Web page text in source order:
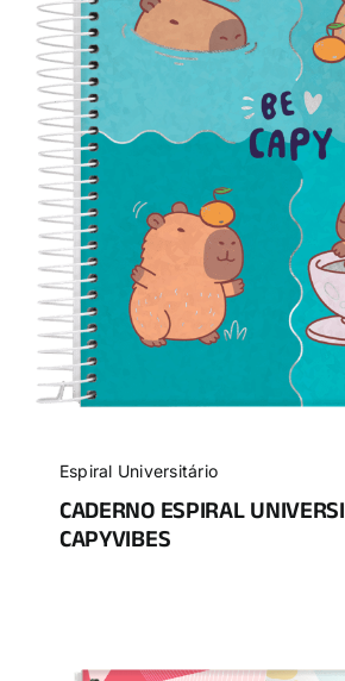
Espiral Universitário
CADERNO ESPIRAL
CAPYVIBES